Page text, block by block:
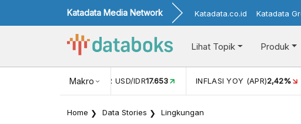
Katadata Media Network Katadata.co.id Katadata
Lihat Topik Produk
Makro
NILAI TUKAR USD/IDR17.653 INFLASI YOY (APR)2,42%
Home Data Stories Lingkungan